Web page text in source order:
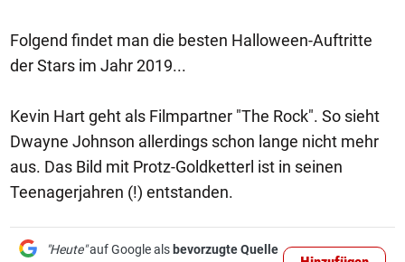
Folgend findet man die besten Halloween-Auftritte
der Stars im Jahr 2019...
Kevin Hart geht als Filmpartner "The Rock". So sieht
Dwayne Johnson allerdings schon lange nicht mehr
aus. Das Bild mit Protz-Goldketterl ist in seinen
Teenagerjahren (!) entstanden.
"Heute"auf Google als bevorzugte Quelle